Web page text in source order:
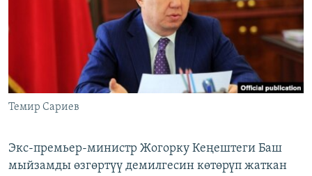
ЫҢГАЙСЫЗ СУРООЛОР
ЭЕ/АРнун бардык сайттары
Темир Сариев
Экс-премьер-министр Жогорку Кеңештеги Баш
мыйзамды өзгөртүү демилгесин көтөрүп жаткан